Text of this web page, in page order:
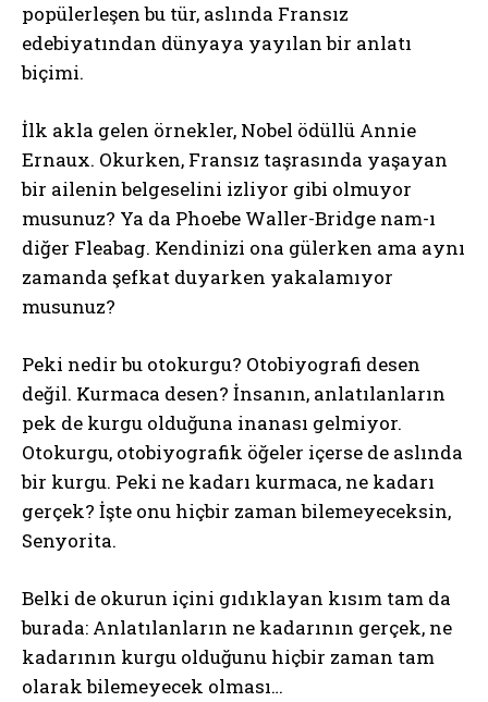
popülerleşen bu tür, aslında Fransız
edebiyatından dünyaya yayılan bir anlatı
biçimi.
İlk akla gelen örnekler, Nobel ödüllü Annie
Ernaux. Okurken, Fransız taşrasında yaşayan
bir ailenin belgeselini izliyor gibi olmuyor
musunuz? Ya da Phoebe Waller-Bridge nam-ı
diğer Fleabag. Kendinizi ona gülerken ama aynı
zamanda şefkat duyarken yakalamıyor
musunuz?
Peki nedir bu otokurgu? Otobiyografi desen
değil. Kurmaca desen? İnsanın, anlatılanların
pek de kurgu olduğuna inanası gelmiyor.
Otokurgu, otobiyografik öğeler içerse de aslında
bir kurgu. Peki ne kadarı kurmaca, ne kadarı
gerçek? İşte onu hiçbir zaman bilemeyeceksin,
Senyorita.
Belki de okurun içini gıdıklayan kısım tam da
burada: Anlatılanların ne kadarının gerçek, ne
kadarının kurgu olduğunu hiçbir zaman tam
olarak bilemeyecek olması…